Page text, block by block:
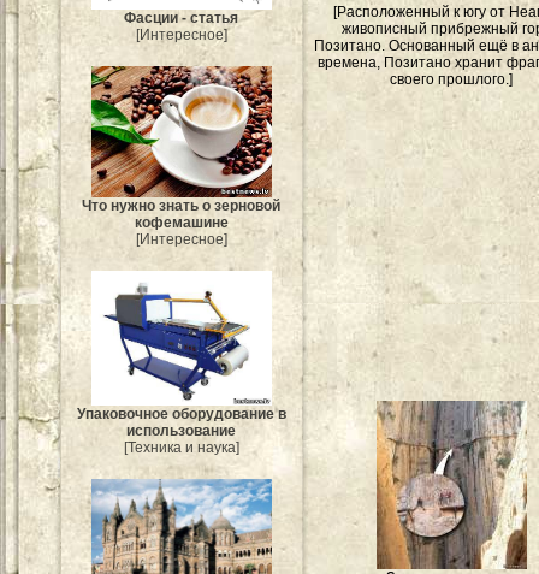
Фасции - статья
[Интересное]
Что нужно знать о зерновой
кофемашине
[Интересное]
Упаковочное оборудование в
использование
[Техника и наука]
[Расположенный к югу от
живописный прибрежный
Позитано. Основанный ещё в
времена, Позитано хранит
своего прошлого.]